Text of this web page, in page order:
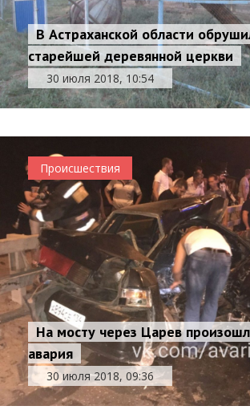
В Астраханской области
старейшей деревянной церкви
30 июля 2018, 10:54
Происшествия
На мосту через Царев
авария
30 июля 2018, 09:36